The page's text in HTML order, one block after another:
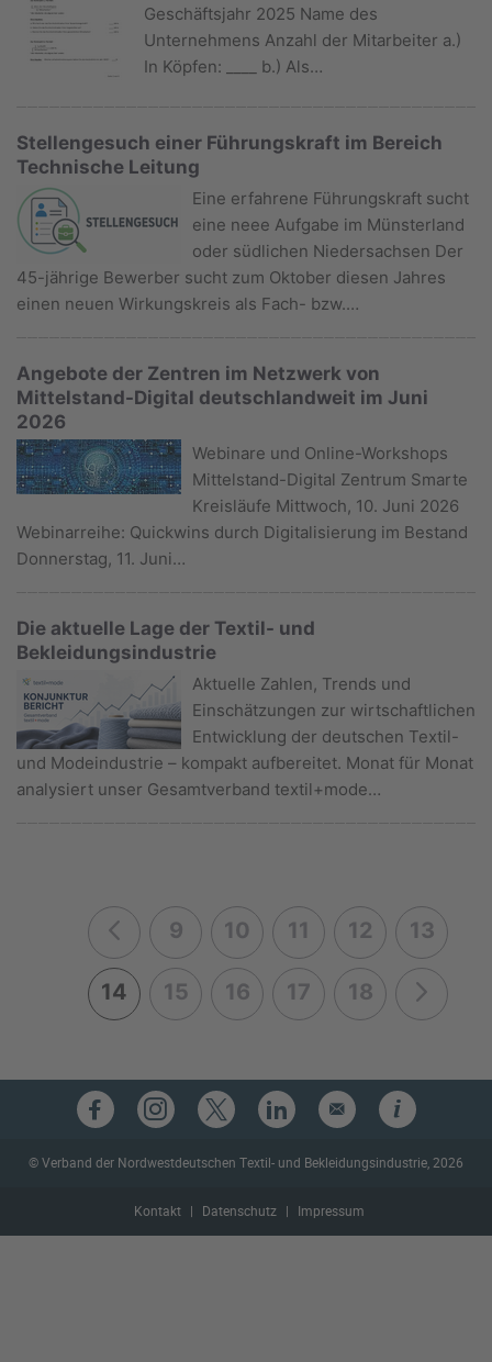
Geschäftsjahr 2025 Name des
Unternehmens Anzahl der Mitarbeiter a.)
In Köpfen: ____ b.) Als…
Stellengesuch einer Führungskraft im Bereich
Technische Leitung
Eine erfahrene Führungskraft sucht
eine neee Aufgabe im Münsterland
oder südlichen Niedersachsen Der
45-jährige Bewerber sucht zum Oktober diesen Jahres
einen neuen Wirkungskreis als Fach- bzw.…
Angebote der Zentren im Netzwerk von
Mittelstand-Digital deutschlandweit im Juni
2026
Webinare und Online-Workshops
Mittelstand-Digital Zentrum Smarte
Kreisläufe Mittwoch, 10. Juni 2026
Webinarreihe: Quickwins durch Digitalisierung im Bestand
Donnerstag, 11. Juni…
Die aktuelle Lage der Textil- und
Bekleidungsindustrie
Aktuelle Zahlen, Trends und
Einschätzungen zur wirtschaftlichen
Entwicklung der deutschen Textil-
und Modeindustrie – kompakt aufbereitet. Monat für Monat
analysiert unser Gesamtverband textil+mode…
9 10 11 12 13
14 15 16 17 18
© Verband der Nordwestdeutschen Textil- und Bekleidungsindustrie, 2026
Kontakt Datenschutz Impressum